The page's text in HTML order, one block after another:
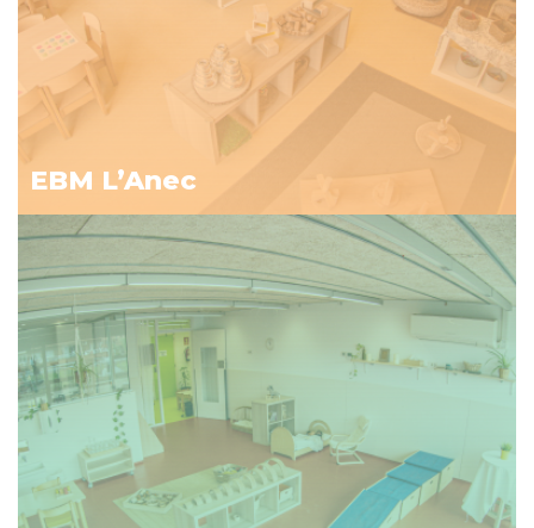
EBM L’Anec